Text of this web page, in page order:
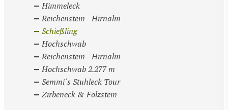
Himmeleck
Reichenstein - Hirnalm
Schießling
Hochschwab
Reichenstein - Hirnalm
Hochschwab 2.277 m
Semmi`s Stuhleck Tour
Zirbeneck & Fölzstein